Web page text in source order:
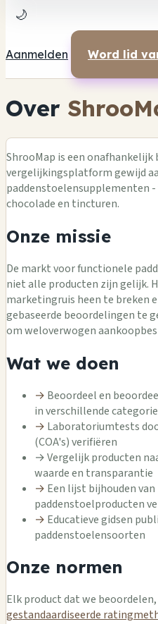
🌙
Aanmelden Word lid
Over
ShrooMap is een onafhankelijk
vergelijkingsplatform gewijd
paddenstoelensupplementen
chocolade en tincturen.
Onze missie
De markt voor functionele
niet alle producten zijn gelijk.
marketingruis heen te breken
gebaseerde beoordelingen te
om weloverwogen
Wat we doen
→ Beoordeel en
in verschillende
→ Laboratoriumtests
(COA's) verifiëren
→Vergelijk producten
waarde en transparantie
→ Een lijst bijhouden
paddenstoelproducten
→ Educatieve gidsen
paddenstoelensoorten
Onze normen
Elk product dat we
gestandaardiseerde